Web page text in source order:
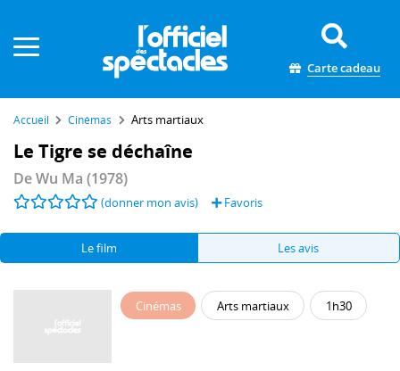
Carte cadeau
Accueil Cinémas Arts martiaux
Le Tigre se déchaîne
DeWu Ma (1978)
(donner mon avis) Favoris
Le film Les avis
Cinémas Arts martiaux 1h30